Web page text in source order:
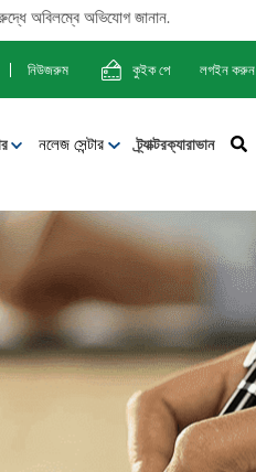
অভিযোগ জানান.
নিউজরুম কুইক পে লগইন করুন
নলেজ সেন্টার ট্র্যাক্টরক্যারাভান